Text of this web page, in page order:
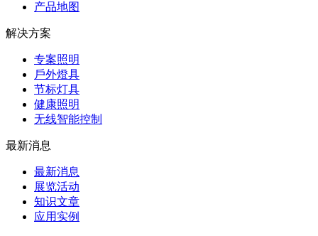
产品地图
解决方案
专案照明
戶外燈具
节标灯具
健康照明
无线智能控制
最新消息
最新消息
展览活动
知识⽂章
应⽤实例